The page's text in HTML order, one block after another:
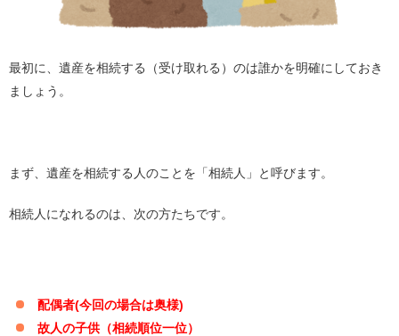
最初に、遺産を相続する（受け取れる）のは誰かを明確にしておき
ましょう。
まず、遺産を相続する人のことを「相続人」と呼びます。
相続人になれるのは、次の方たちです。
配偶者(今回の場合は奥様)
故人の子供（相続順位一位）